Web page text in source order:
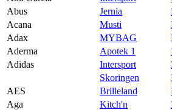
Åpningstider
Praktisk informasjon
Ledige stillinger
Abus
Jernia
Acana
Musti
Adax
MYBAG
Aderma
Apotek 1
Adidas
Intersport
Skoringen
AES
Brilleland
Aga
Kitch'n